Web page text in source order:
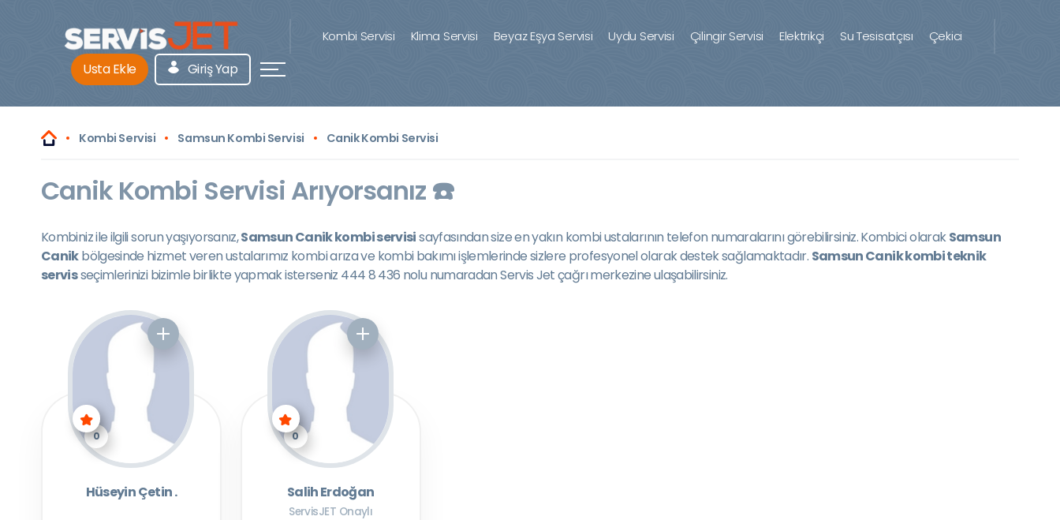
Kombi Servisi Klima Servisi Beyaz Eşya Servisi Uydu Servisi Çilingir Servisi Elektrikçi Su Tesisatçısı Çekici
Usta Ekle Giriş Yap
Kombi Servisi Samsun Kombi Servisi Canik Kombi Servisi
Canik Kombi Servisi Arıyorsanız ☎️
Kombiniz ile ilgili sorun yaşıyorsanız,Samsun Canik kombi servisisayfasından size en yakın kombi ustalarının telefon numaralarını görebilirsiniz. Kombici olarakSamsun
Canikbölgesinde hizmet veren ustalarımız kombi arıza ve kombi bakımı işlemlerinde sizlere profesyonel olarak destek sağlamaktadır. Samsun Canik kombi teknik
servisseçimlerinizi bizimle birlikte yapmak isterseniz 444 8 436 nolu numaradan Servis Jet çağrı merkezine ulaşabilirsiniz.
0
Hüseyin Çetin .
0
Salih Erdoğan
ServisJET Onaylı